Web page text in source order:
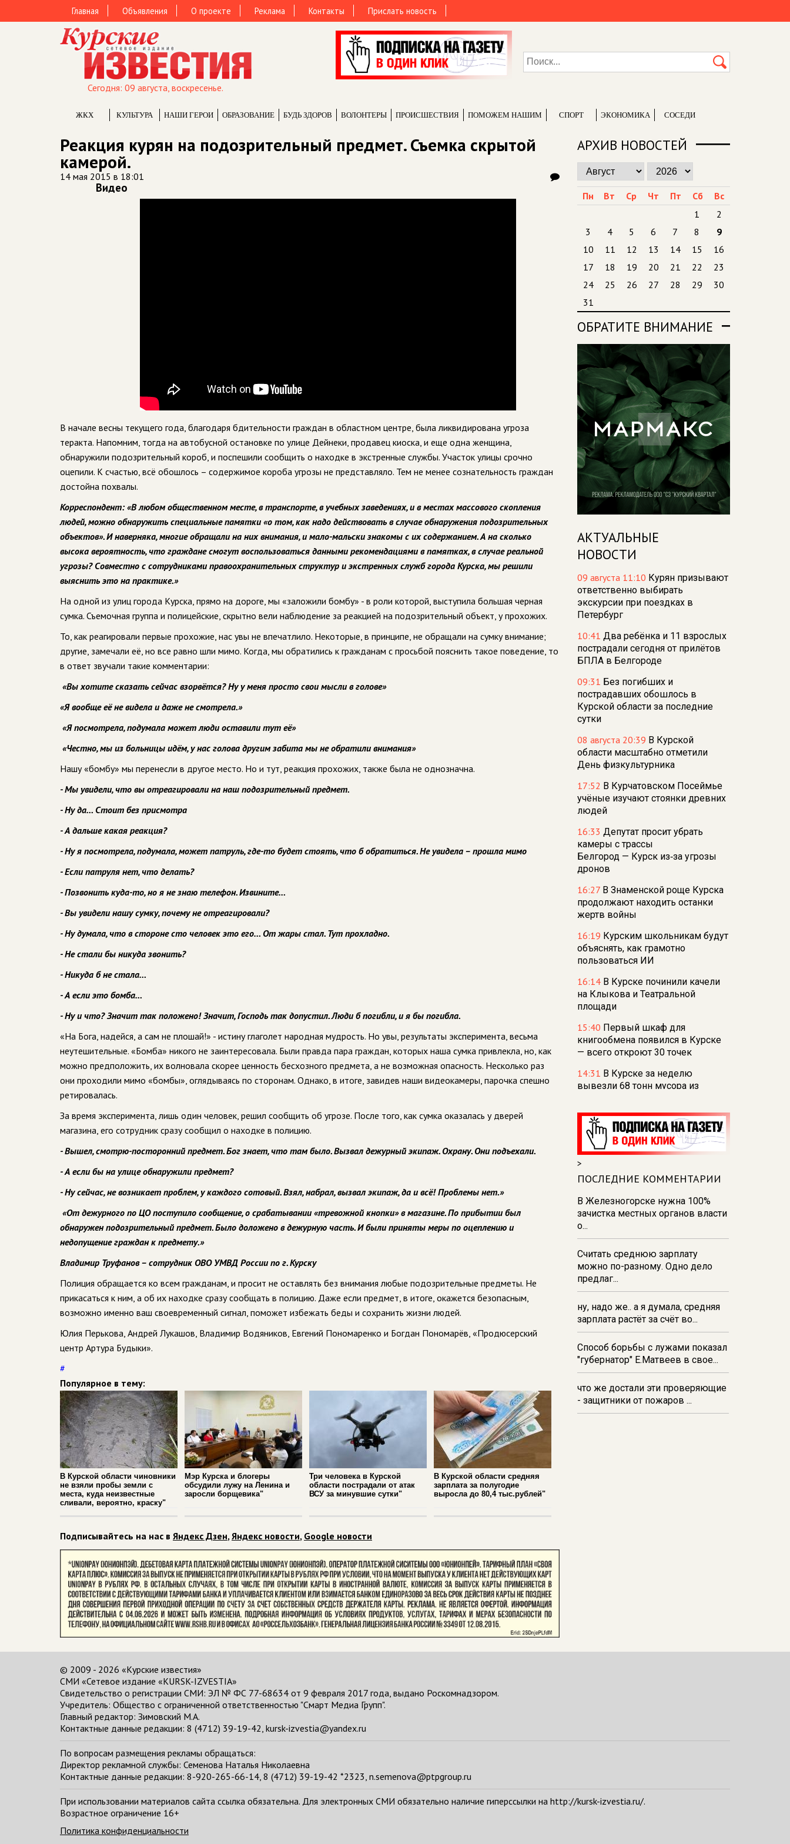
Главная Объявления О проекте Реклама Контакты Прислать новость
Сегодня: 09 августа, воскресенье.
ЖКХ КУЛЬТУРА НАШИ ГЕРОИ ОБРАЗОВАНИЕ БУДЬ ЗДОРОВ ВОЛОНТЕРЫ ПРОИCШЕСТВИЯ ПОМОЖЕМ НАШИМ СПОРТ ЭКОНОМИКА СОСЕДИ
Реакция курян на подозрительный предмет. Съемка скрытой
камерой.
14 мая 2015 в 18:01
Видео
В начале весны текущего года, благодаря бдительности граждан в областном центре, была ликвидирована угроза
теракта. Напомним, тогда на автобусной остановке по улице Дейнеки, продавец киоска, и еще одна женщина,
обнаружили подозрительный короб, и поспешили сообщить о находке в экстренные службы. Участок улицы срочно
оцепили. К счастью, всё обошлось – содержимое короба угрозы не представляло. Тем не менее сознательность граждан
достойна похвалы.
Корреспондент: «В любом общественном месте, в транспорте, в учебных заведениях, и в местах массового скопления
людей, можно обнаружить специальные памятки «о том, как надо действовать в случае обнаружения подозрительных
объектов». И наверняка, многие обращали на них внимания, и мало-мальски знакомы с их содержанием. А на сколько
высока вероятность, что граждане смогут воспользоваться данными рекомендациями в памятках, в случае реальной
угрозы? Совместно с сотрудниками правоохранительных структур и экстренных служб города Курска, мы решили
выяснить это на практике.»
На одной из улиц города Курска, прямо на дороге, мы «заложили бомбу» - в роли которой, выступила большая черная
сумка. Съемочная группа и полицейские, скрытно вели наблюдение за реакцией на подозрительный объект, у прохожих.
То, как реагировали первые прохожие, нас увы не впечатлило. Некоторые, в принципе, не обращали на сумку внимание;
другие, замечали её, но все равно шли мимо. Когда, мы обратились к гражданам с просьбой пояснить такое поведение, то
в ответ звучали такие комментарии:
«Вы хотите сказать сейчас взорвётся? Ну у меня просто свои мысли в голове»
«Я вообще её не видела и даже не смотрела.»
«Я посмотрела, подумала может люди оставили тут её»
«Честно, мы из больницы идём, у нас голова другим забита мы не обратили внимания»
Нашу «бомбу» мы перенесли в другое место. Но и тут, реакция прохожих, также была не однозначна.
- Мы увидели, что вы отреагировали на наш подозрительный предмет.
- Ну да… Стоит без присмотра
- А дальше какая реакция?
- Ну я посмотрела, подумала, может патруль, где-то будет стоять, что б обратиться. Не увидела – прошла мимо
- Если патруля нет, что делать?
- Позвонить куда-то, но я не знаю телефон. Извините…
- Вы увидели нашу сумку, почему не отреагировали?
- Ну думала, что в стороне сто человек это его… От жары стал. Тут прохладно.
- Не стали бы никуда звонить?
- Никуда б не стала…
- А если это бомба…
- Ну и что? Значит так положено! Значит, Господь так допустил. Люди б погибли, и я бы погибла.
«На Бога, надейся, а сам не плошай!» - истину глаголет народная мудрость. Но увы, результаты эксперимента, весьма
неутешительные. «Бомба» никого не заинтересовала. Были правда пара граждан, которых наша сумка привлекла, но, как
можно предположить, их волновала скорее ценность бесхозного предмета, а не возможная опасность. Несколько раз
они проходили мимо «бомбы», оглядываясь по сторонам. Однако, в итоге, завидев наши видеокамеры, парочка спешно
ретировалась.
За время эксперимента, лишь один человек, решил сообщить об угрозе. После того, как сумка оказалась у дверей
магазина, его сотрудник сразу сообщил о находке в полицию.
- Вышел, смотрю-посторонний предмет. Бог знает, что там было. Вызвал дежурный экипаж. Охрану. Они подъехали.
- А если бы на улице обнаружили предмет?
- Ну сейчас, не возникает проблем, у каждого сотовый. Взял, набрал, вызвал экипаж, да и всё! Проблемы нет.»
«От дежурного по ЦО поступило сообщение, о срабатывании «тревожной кнопки» в магазине. По прибытии был
обнаружен подозрительный предмет. Было доложено в дежурную часть. И были приняты меры по оцеплению и
недопущение граждан к предмету.»
Владимир Труфанов – сотрудник ОВО УМВД России по г. Курску
Полиция обращается ко всем гражданам, и просит не оставлять без внимания любые подозрительные предметы. Не
прикасаться к ним, а об их находке сразу сообщать в полицию. Даже если предмет, в итоге, окажется безопасным,
возможно именно ваш своевременный сигнал, поможет избежать беды и сохранить жизни людей.
Юлия Перькова, Андрей Лукашов, Владимир Водяников, Евгений Пономаренко и Богдан Пономарёв, «Продюсерский
центр Артура Будыки».
#
Популярное в тему:
В Курской области чиновники
не взяли пробы земли с
места, куда неизвестные
сливали, вероятно, краску"
Мэр Курска и блогеры
обсудили лужу на Ленина и
заросли борщевика"
Три человека в Курской
области пострадали от атак
ВСУ за минувшие сутки"
В Курской области средняя
зарплата за полугодие
выросла до 80,4 тыс.рублей"
Подписывайтесь на нас в Яндекс Дзен,Яндекс новости, Google новости
АРХИВ НОВОСТЕЙ
Пн Вт Ср Чт Пт Сб
Вс
1
2
3
4 5 6 7 8
9
10
11 12 13 14 15
16
17
18 19 20 21 22
23
24
25 26 27 28 29
30
31
ОБРАТИТЕ ВНИМАНИЕ
АКТУАЛЬНЫЕ
НОВОСТИ
09 августа 11:10 Курян призывают
ответственно выбирать
экскурсии при поездках в
Петербург
10:41 Два ребёнка и 11 взрослых
пострадали сегодня от прилётов
БПЛА в Белгороде
09:31 Без погибших и
пострадавших обошлось в
Курской области за последние
сутки
08 августа 20:39 В Курской
области масштабно отметили
День физкультурника
17:52 В Курчатовском Посеймье
учёные изучают стоянки древних
людей
16:33 Депутат просит убрать
камеры с трассы
Белгород — Курск из‑за угрозы
дронов
16:27 В Знаменской роще Курска
продолжают находить останки
жертв войны
16:19 Курским школьникам будут
объяснять, как грамотно
пользоваться ИИ
16:14 В Курске починили качели
на Клыкова и Театральной
площади
15:40 Первый шкаф для
книгообмена появился в Курске
— всего откроют 30 точек
14:31 В Курске за неделю
вывезли 68 тонн мусора из
14:22В Курске 30 пасечников
продают мёд на ярмарке
«Курский мед»
14:09
обнаружили и обезвредили
14:02Парк молодёжи в Курске
пополнили более чем 2 тысячами
новых растений
13:589 августа в Курской области
— облака и дожди
>
ПОСЛЕДНИЕ КОММЕНТАРИИ
В Железногорске нужна 100%
зачистка местных органов власти
о...
Считать среднюю зарплату
можно по-разному. Одно дело
предлаг...
ну, надо же.. а я думала, средняя
зарплата растёт за счёт во...
Способ борьбы с лужами показал
"губернатор" Е.Матвеев в свое...
что же достали эти проверяющие
- защитники от пожаров ...
© 2009 - 2026 «Курские известия»
СМИ «Сетевое издание «KURSK-IZVESTIA»
Свидетельство о регистрации СМИ: ЭЛ № ФС 77-68634 от 9 февраля 2017 года, выдано Роскомнадзором.
Учредитель: Общество с ограниченной ответственностью "Смарт Медиа Групп".
Главный редактор: Зимовский М.А.
Контактные данные редакции: 8 (4712) 39-19-42, kursk-izvestia@yandex.ru
По вопросам размещения рекламы обращаться:
Директор рекламной службы: Семенова Наталья Николаевна
Контактные данные редакции: 8-920-265-66-14, 8 (4712) 39-19-42 *2323, n.semenova@ptpgroup.ru
При использовании материалов сайта ссылка обязательна. Для электронных СМИ обязательно наличие гиперссылки на http://kursk-izvestia.ru/.
Возрастное ограничение 16+
Политика конфиденциальности